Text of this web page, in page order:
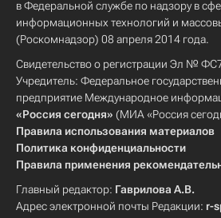
в Федеральной службе по надзору в
информационных технологий и
(Роскомнадзор) 08 апреля 2014 года.
Свидетельство о регистрации Эл №
Учредитель: Федеральное
предприятие Международное
«Россия сегодня» (МИА «Россия
Правила использования материалов
Политика конфиденциальности
Правила применения
Главный редактор: Гаврилова А.В.
Адрес электронной почты Редакции: r-